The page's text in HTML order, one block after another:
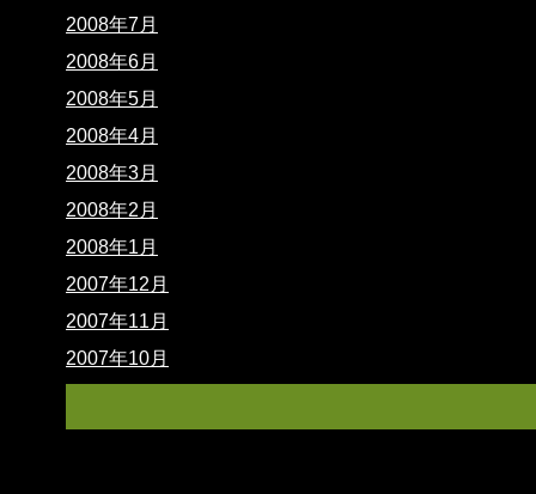
2008年7月
2008年6月
2008年5月
2008年4月
2008年3月
2008年2月
2008年1月
2007年12月
2007年11月
2007年10月